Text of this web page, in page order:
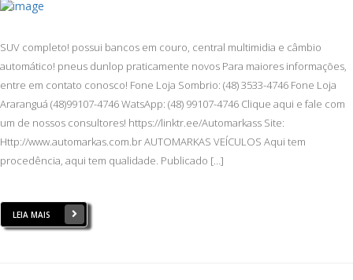
SUV completo! possui bancos em couro, central multimidia e câmbio
automático! pneus dunlop praticamente novos Para maiores informações,
entre em contato conosco! Fone Loja Sombrio: (48) 3533-4746 Fone Loja
Araranguá (48)99107-4746 WatsApp: (48) 99107-4746 Clique aqui e fale com
um de nossos consultores! https://linktr.ee/Automarkass Site:
Http://www.automarkas.com.br AUTOMARKAS VEÍCULOS Aqui tem
procedência, aqui tem qualidade. Publicado […]
LEIA MAIS